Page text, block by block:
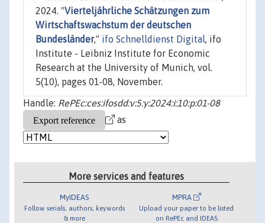
2024. "Vierteljährliche Schätzungen zum
Wirtschaftswachstum der deutschen
Bundesländer," ifo Schnelldienst Digital, ifo
Institute - Leibniz Institute for Economic
Research at the University of Munich, vol.
5(10), pages 01-08, November.
Handle: RePEc:ces:ifosdd:v:5:y:2024:i:10:p:01-08
as
More services and features
MyIDEAS
Follow serials, authors, keywords
& more
MPRA
Upload your paper to be listed
on RePEc and IDEAS